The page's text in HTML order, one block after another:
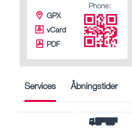
GPX
vCard
PDF
Phone:
Services Åbningstider